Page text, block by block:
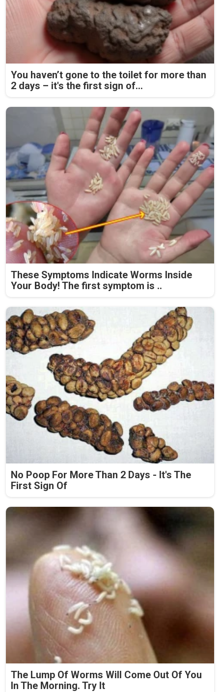
You haven’t gone to the toilet for more than
2 days – it's the first sign of...
These Symptoms Indicate Worms Inside
Your Body! The first symptom is ..
No Poop For More Than 2 Days - It's The
First Sign Of
The Lump Of Worms Will Come Out Of You
In The Morning. Try It